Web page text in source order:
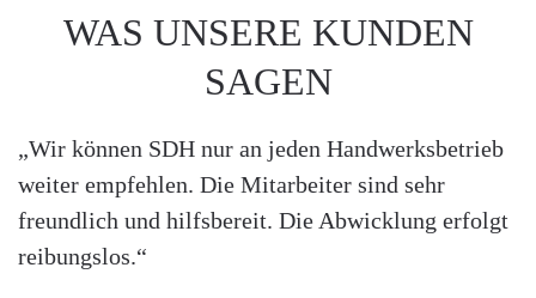
WAS UNSERE KUNDEN
SAGEN
„Wir können SDH nur an jeden Handwerksbetrieb
weiter empfehlen. Die Mitarbeiter sind sehr
freundlich und hilfsbereit. Die Abwicklung erfolgt
reibungslos.“